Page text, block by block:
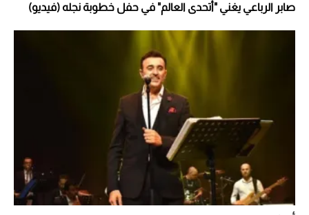
أفضل تدريج للشعر الطويل لإطلالة جريئة وعصرية
صابر الرباعي يغني "أتحدى العالم" في حفل خطوبة نجله (فيديو)